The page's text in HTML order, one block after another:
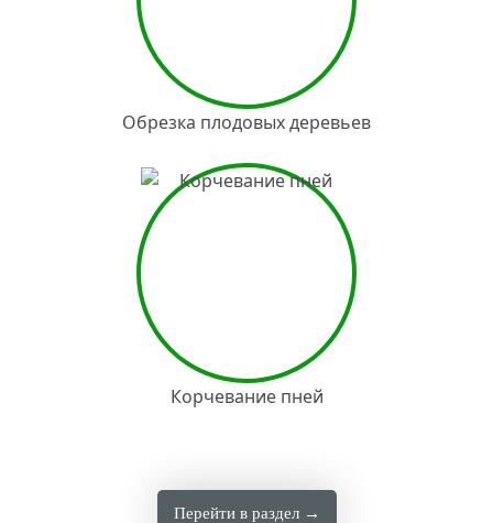
Обрезка плодовых деревьев
Корчевание пней
Перейти в раздел →